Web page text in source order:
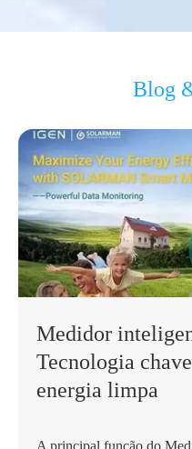
Blog
Medidor
Tecnologia
energia limpa